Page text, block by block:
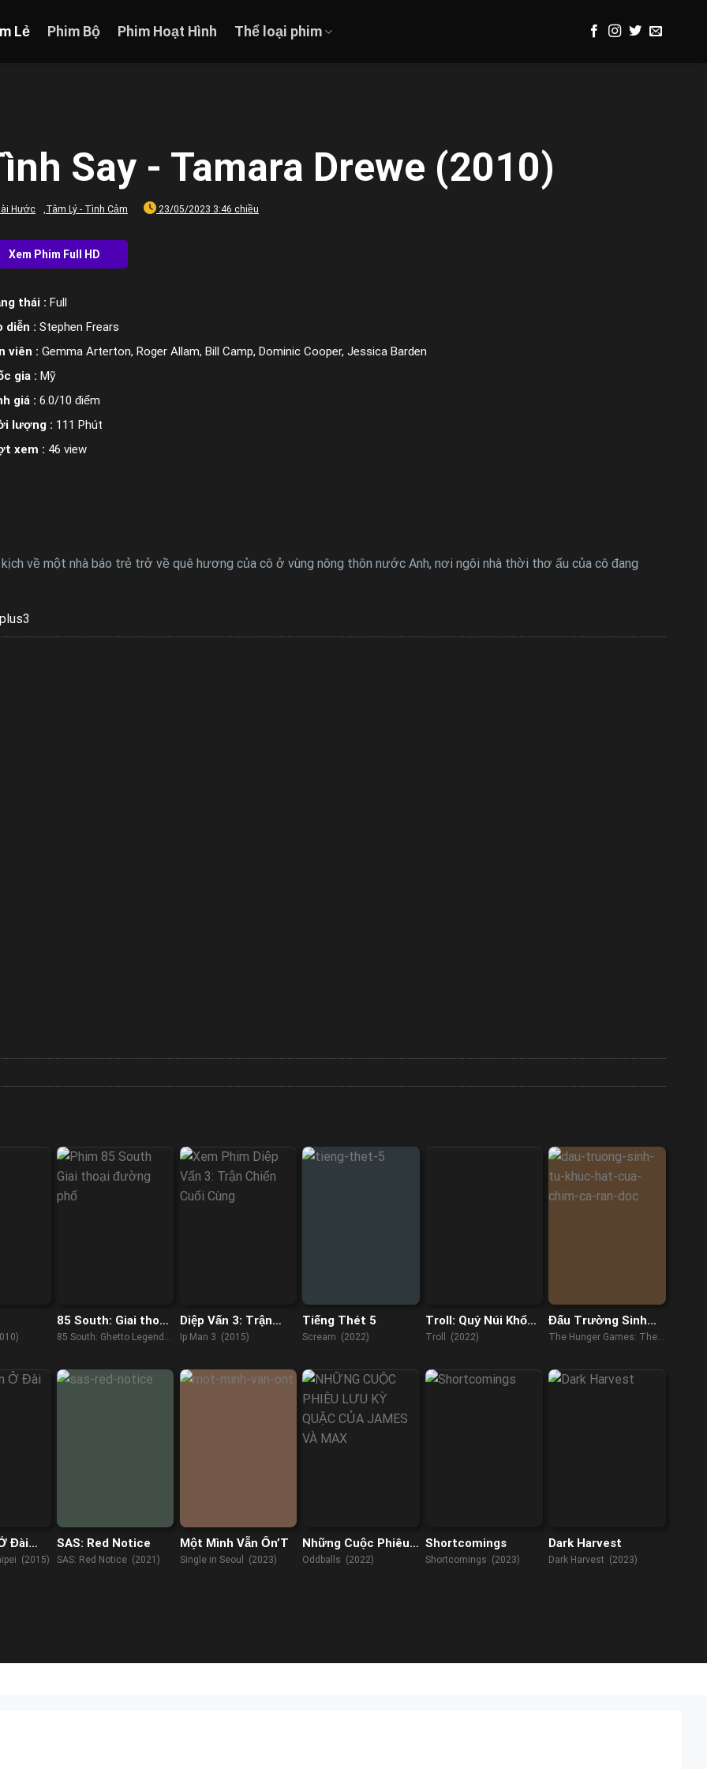
Lẻ Phim Bộ Phim Hoạt Hình Thể loại phim
Say - Tamara Drewe (2010)
Hước Tâm Lý - Tình Cảm 23/05/2023 3:46 chiều
thái : Full
diễn : Stephen Frears
viên : Gemma Arterton, Roger Allam, Bill Camp, Dominic Cooper, Jessica Barden
gia : Mỹ
giá : 6.0/10 điểm
lượng : 111 Phút
xem : 46 view
kịch về một nhà báo trẻ trở về quê hương của cô ở vùng nông thôn nước Anh, nơi ngôi nhà thời thơ ấu của cô đang
85 South: Giai thoại
đường phố
85 South: Ghetto Legends
Diệp Vấn 3: Trận
Chiến Cuối Cùng
Ip Man 3 (2015)
Tiếng Thét 5
Scream (2022)
Troll: Quỷ Núi Khổng
Lồ
Troll (2022)
Đấu Trường Sinh
Tử: Khúc Hát Của
The Hunger Games: The
Đài
(2015)
SAS: Red Notice
SAS: Red Notice (2021)
Một Mình Vẫn Ổn’T
Single in Seoul (2023)
Những Cuộc Phiêu
Lưu Kỳ Quặc Của
Oddballs (2022)
Shortcomings
Shortcomings (2023)
Dark Harvest
Dark Harvest (2023)